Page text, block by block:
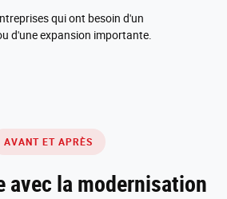
qui ont besoin d'un
d'une expansion importante.
AVANT ET APRÈS
avec la modernisation